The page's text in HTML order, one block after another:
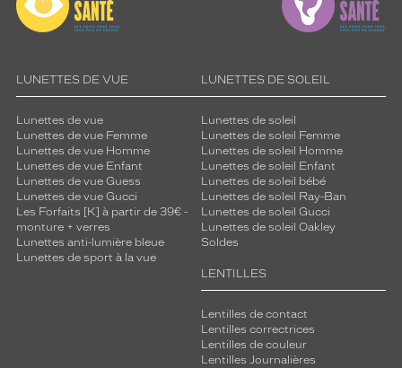
LUNETTES DE VUE
Lunettes de vue
Lunettes de vue Femme
Lunettes de vue Homme
Lunettes de vue Enfant
Lunettes de vue Guess
Lunettes de vue Gucci
Les Forfaits [K] à partir de 39€ -
monture + verres
Lunettes anti-lumière bleue
Lunettes de sport à la vue
LUNETTES DE SOLEIL
Lunettes de soleil
Lunettes de soleil Femme
Lunettes de soleil Homme
Lunettes de soleil Enfant
Lunettes de soleil bébé
Lunettes de soleil Ray-Ban
Lunettes de soleil Gucci
Lunettes de soleil Oakley
Soldes
LENTILLES
Lentilles de contact
Lentilles correctrices
Lentilles de couleur
Lentilles Journalières